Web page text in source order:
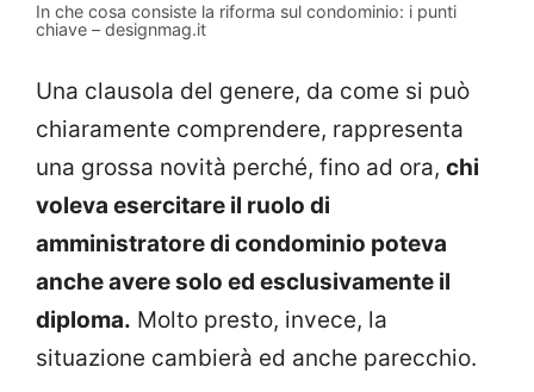
In che cosa consiste la riforma sul condominio: i punti
chiave – designmag.it
Una clausola del genere, da come si può
chiaramente comprendere, rappresenta
una grossa novità perché, fino ad ora, chi
voleva esercitare il ruolo di
amministratore di condominio poteva
anche avere solo ed esclusivamente il
diploma. Molto presto, invece, la
situazione cambierà ed anche parecchio.